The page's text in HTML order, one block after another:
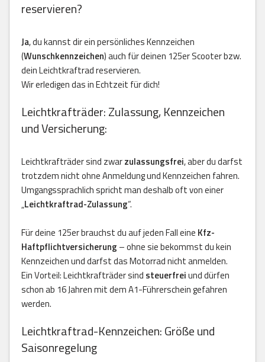
reservieren?
Ja, du kannst dir ein persönliches Kennzeichen
(Wunschkennzeichen) auch für deinen 125er Scooter bzw.
dein Leichtkraftrad reservieren.
Wir erledigen das in Echtzeit für dich!
Leichtkrafträder: Zulassung, Kennzeichen
und Versicherung:
Leichtkrafträder sind zwarzulassungsfrei, aber du darfst
trotzdem nicht ohne Anmeldung und Kennzeichen fahren.
Umgangssprachlich spricht man deshalb oft von einer
„Leichtkraftrad-Zulassung“.
Für deine 125er brauchst du auf jeden Fall eine Kfz-
Haftpflichtversicherung – ohne sie bekommst du kein
Kennzeichen und darfst das Motorrad nicht anmelden.
Ein Vorteil: Leichtkrafträder sind steuerfreiund dürfen
schon ab 16 Jahren mit dem A1-Führerschein gefahren
werden.
Leichtkraftrad-Kennzeichen: Größe und
Saisonregelung